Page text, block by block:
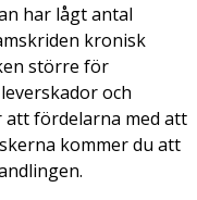
har lågt antal
kronisk
större för
och
att fördelarna med att
kommer du att